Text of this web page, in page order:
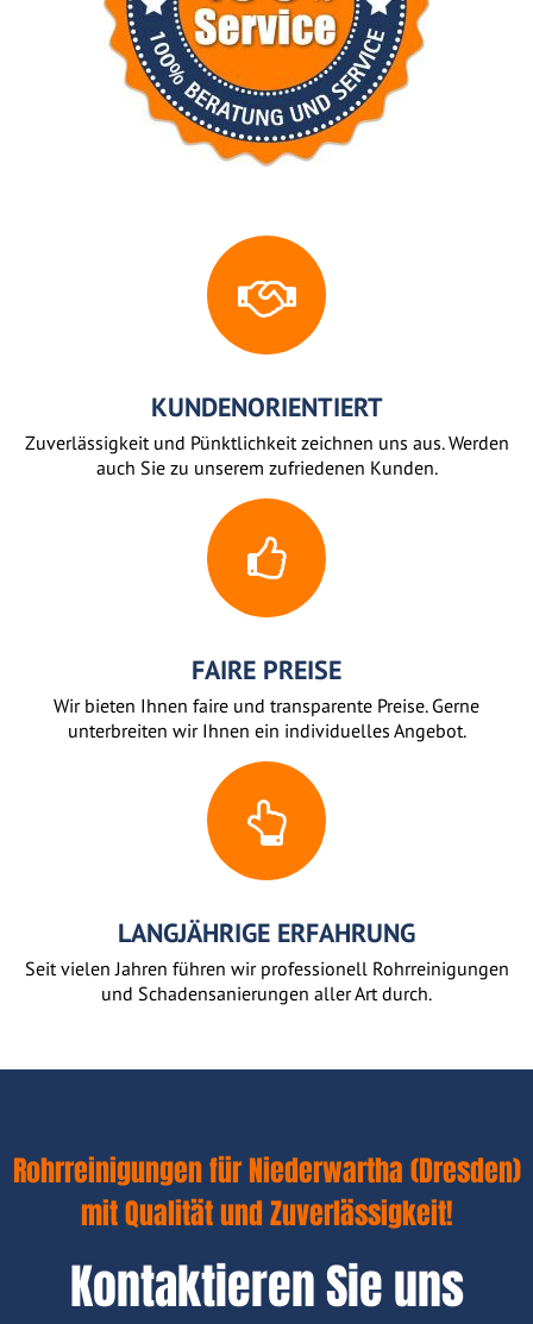
KUNDENORIENTIERT
Zuverlässigkeit und Pünktlichkeit zeichnen uns aus. Werden
auch Sie zu unserem zufriedenen Kunden.
FAIRE PREISE
Wir bieten Ihnen faire und transparente Preise. Gerne
unterbreiten wir Ihnen ein individuelles Angebot.
LANGJÄHRIGE ERFAHRUNG
Seit vielen Jahren führen wir professionell Rohrreinigungen
und Schadensanierungen aller Art durch.
Rohrreinigungen für Niederwartha (Dresden)
mit Qualität und Zuverlässigkeit!
Kontaktieren Sie uns